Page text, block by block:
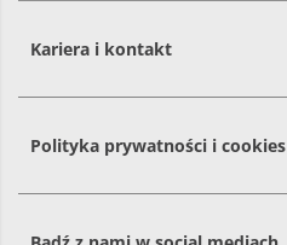
Kariera i kontakt
Polityka prywatności i cookies